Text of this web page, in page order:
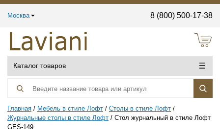
Москва 8 (800) 500-17-38
Каталог товаров
Главная Мебель в стиле Лофт
Столы в стиле Лофт
Журнальные столы в стиле Лофт
Стол журнальный в стиле Лофт
GES-149